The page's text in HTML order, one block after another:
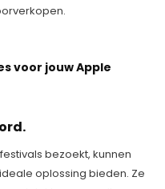
voor jouw Apple
bezoekt, kunnen
oplossing bieden. Ze